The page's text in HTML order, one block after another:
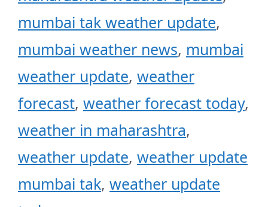
mumbai tak weather update,
mumbai weather news, mumbai
weather update, weather
forecast, weather forecast today,
weather in maharashtra,
weather update, weather update
mumbai tak, weather update